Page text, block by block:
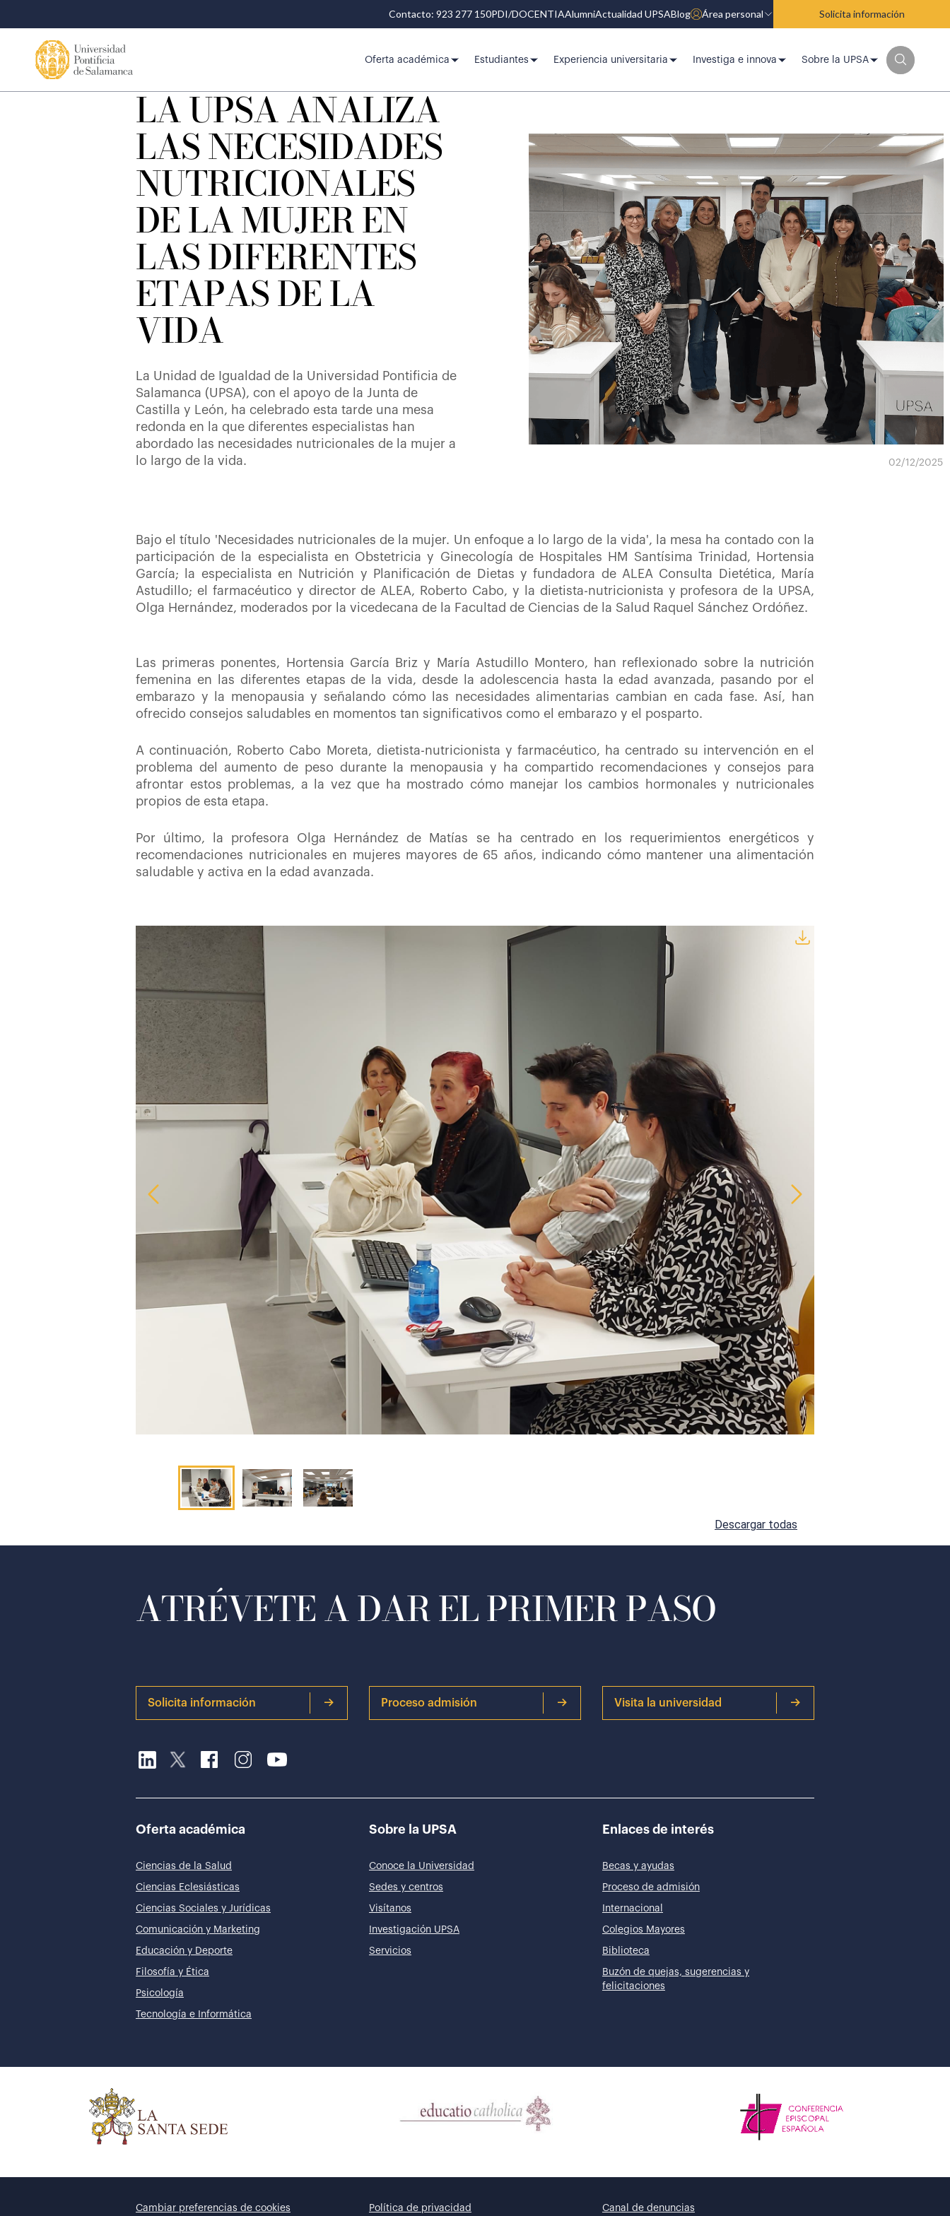
Contacto: 923 277 150PDI/DOCENTIAAlumniActualidad UPSABlog Área personal Solicita información
Oferta académica Estudiantes Experiencia universitaria Investiga e innova Sobre la UPSA
LA UPSA ANALIZA
LAS NECESIDADES
NUTRICIONALES
DE LA MUJER EN
LAS DIFERENTES
ETAPAS DE LA
VIDA
La Unidad de Igualdad de la Universidad Pontificia de
Salamanca (UPSA), con el apoyo de la Junta de
Castilla y León, ha celebrado esta tarde una mesa
redonda en la que diferentes especialistas han
abordado las necesidades nutricionales de la mujer a
lo largo de la vida.
02/12/2025
Bajo el título 'Necesidades nutricionales de la mujer. Un enfoque a lo largo de la vida',
la mesa ha contado con la
participación de
la especialista en Obstetricia y Ginecología de Hospitales HM Santísima Trinidad, Hortensia
García; la especialista en Nutrición y Planificación de Dietas y fundadora de ALEA Consulta Dietética, María
Astudillo; el farmacéutico y director de ALEA, Roberto Cabo, y la dietista-nutricionista y profesora de la UPSA,
Olga Hernández, moderados por la vicedecana de la Facultad de Ciencias de la Salud Raquel Sánchez Ordóñez.
Las primeras ponentes, Hortensia García Briz y María Astudillo Montero, han reflexionado sobrela nutrición
femenina en las diferentes etapas de la vida,desde la adolescencia hasta la edad avanzada, pasando por el
embarazo y la menopausia y señalando cómo las necesidades alimentarias cambian en cada fase. Así, han
ofrecido consejos saludables en momentos tan significativos como el embarazo y el posparto.
A continuación, Roberto Cabo Moreta, dietista-nutricionista y farmacéutico, ha centrado su intervención en el
problema del aumento de peso durante la menopausia y ha compartido recomendaciones y consejos para
afrontar estos problemas, a la vez que ha mostrado cómo manejar los cambios hormonales y nutricionales
propios de esta etapa.
Por último, la profesora Olga Hernández de Matías se ha centrado en los requerimientos energéticos y
recomendaciones nutricionales en mujeres mayores de 65 años, indicando cómo mantener una alimentación
saludable y activa en la edad avanzada.
Descargar todas
ATRÉVETE A DAR EL PRIMER PASO
Solicita información Proceso admisión Visita la universidad
Oferta académica
Ciencias de la Salud
Ciencias Eclesiásticas
Ciencias Sociales y Jurídicas
Comunicación y Marketing
Educación y Deporte
Filosofía y Ética
Psicología
Tecnología e Informática
Sobre la UPSA
Conoce la Universidad
Sedes y centros
Visítanos
Investigación UPSA
Servicios
Enlaces de interés
Becas y ayudas
Proceso de admisión
Internacional
Colegios Mayores
Biblioteca
Buzón de quejas, sugerencias y
felicitaciones
Cambiar preferencias de cookies Política de privacidad Canal de denuncias